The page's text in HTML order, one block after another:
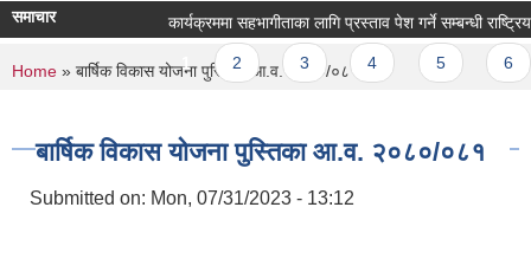
समाचार कार्यक्रममा सहभागीताका लागि प्रस्ताव पेश गर्ने सम्बन्धी
Pages
1 2 3 4
You are here
Home » बार्षिक विकास योजना पुस्तिका आ.व. २०८०/०८१
बार्षिक विकास योजना पुस्तिका आ.व. २०८०/०८१
Submitted on: Mon, 07/31/2023 - 13:12